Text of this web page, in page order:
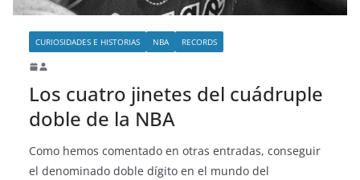
CURIOSIDADES E HISTORIAS NBA RECORDS
Los cuatro jinetes del cuádruple
doble de la NBA
Como hemos comentado en otras entradas, conseguir
el denominado doble dígito en el mundo del